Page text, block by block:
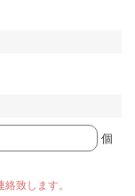
個
致します。